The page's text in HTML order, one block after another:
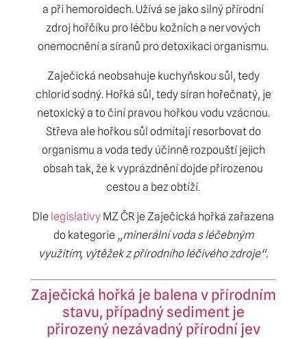
a při hemoroidech. Užívá se jako silný přírodní
zdroj hořčíku pro léčbu kožních a nervových
onemocnění a síranů pro detoxikaci organismu.
Zaječická neobsahuje kuchyňskou sůl, tedy
chlorid sodný. Hořká sůl, tedy síran hořečnatý, je
netoxický a to činí pravou hořkou vodu vzácnou.
Střeva ale hořkou sůl odmítají resorbovat do
organismu a voda tedy účinně rozpouští jejich
obsah tak, že k vyprázdnění dojde přirozenou
cestou a bez obtíží.
Dle legislativy MZ ČR jeZaječická hořká zařazena
do kategorie „minerální voda s léčebným
využitím, výtěžek z přírodního léčivého zdroje“.
Zaječická hořká je balena v přírodním
stavu, případný sediment je
přirozený nezávadný přírodní jev